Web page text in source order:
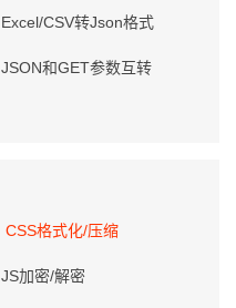
Excel/CSV转Json格式
JSON和GET参数互转
CSS格式化/压缩
JS加密/解密